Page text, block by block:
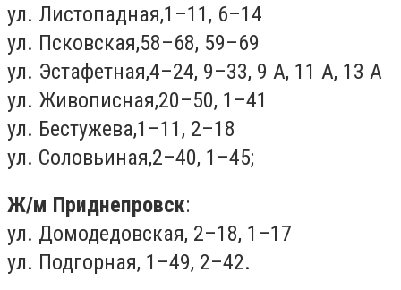
ул. Листопадная,1–11, 6–14
ул. Псковская,58–68, 59–69
ул. Эстафетная,4–24, 9–33, 9 А, 11 А, 13 А
ул. Живописная,20–50, 1–41
ул. Бестужева,1–11, 2–18
ул. Соловьиная,2–40, 1–45;
Ж/м Приднепровск:
ул. Домодедовская, 2–18, 1–17
ул. Подгорная, 1–49, 2–42.